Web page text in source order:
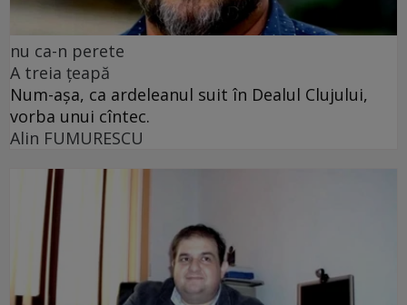
nu ca-n perete
A treia țeapă
Num-așa, ca ardeleanul suit în Dealul Clujului,
vorba unui cîntec.
Alin FUMURESCU